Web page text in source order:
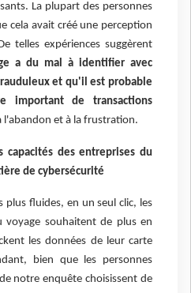
La plupart des personnes
cela avait créé une perception
telles expériences suggèrent
a du mal à identifier avec
et qu'il est probable
important de transactions
l'abandon et à la frustration.
capacités des entreprises du
de cybersécurité
fluides, en un seul clic, les
voyage souhaitent de plus en
les données de leur carte
bien que les personnes
notre enquête choisissent de